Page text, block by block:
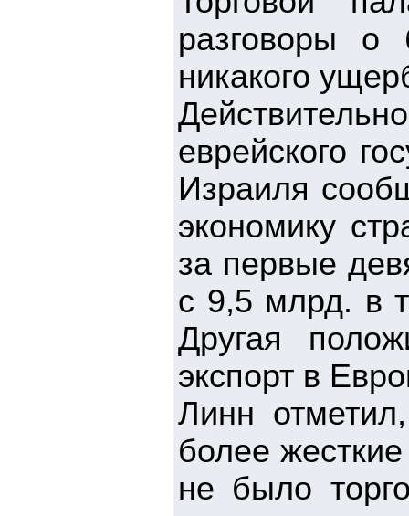
разговоры о
никакого
еврейского
Израиля
экономику
за первые
с 9,5 млрд. в
Другая
экспорт в
Линн
более
не было